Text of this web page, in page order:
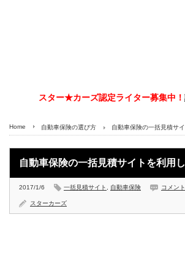
スター★カーズ認定ライター募集中！
Home 自動車保険の選び方 自動車保険の一括見積サ
自動車保険の一括見積サイトを利用
2017/1/6 一括見積サイト 自動車保険 コメン
スターカーズ